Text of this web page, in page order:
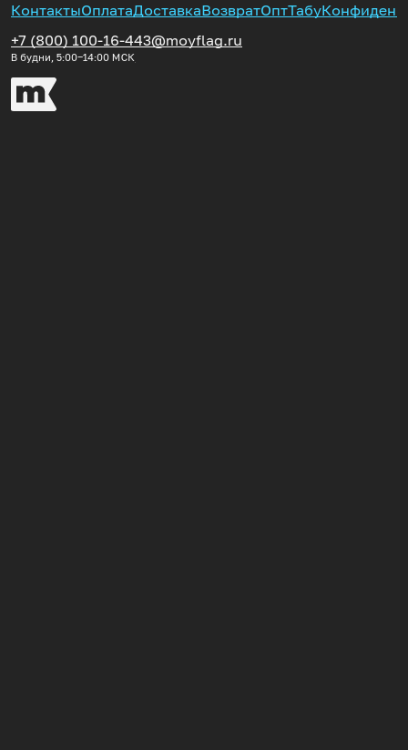
КонтактыОплатаДоставкаВозвратОптТабу
+7 (800) 100-16-44
В будни, 5:00‒14:00 МСК
3@moyflag.ru